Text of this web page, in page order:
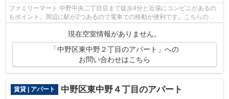
ファミリーマート 中野中央二丁目店まで徒歩4分と近場にコンビニがあるの
もポイント。周辺に駅が2つあるので電車での移動が便利です。こちらの物
現在空室情報がありません。
「中野区東中野２丁目のアパート」への
お問い合わせはこちら
賃貸 | アパート 中野区東中野４丁目のアパート